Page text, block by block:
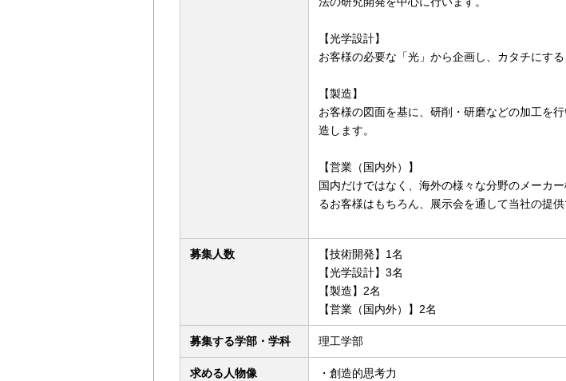
【光学設計】
お客様の必要な「光」から企画し、カタチにす
【製造】
お客様の図面を基に、研削・研磨などの加工を
造します。
【営業（国内外）】
国内だけではなく、海外の様々な分野のメーカ
るお客様はもちろん、展示会を通して当社の提供
募集人数
【技術開発】1名
【光学設計】3名
【製造】2名
【営業（国内外）】2名
募集する学部・学科 理工学部
求める人物像
・創造的思考力